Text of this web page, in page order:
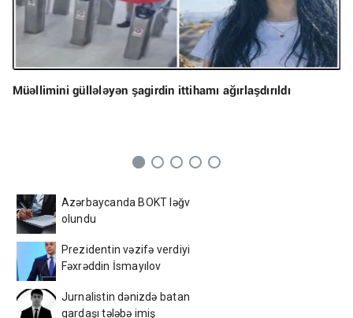
Müəllimini güllələyən şagirdin ittihamı ağırlaşdırıldı
Azərbaycanda BOKT ləğv
olundu
Prezidentin vəzifə verdiyi
Fəxrəddin İsmayılov
Jurnalistin dənizdə batan
qardaşı tələbə imiş